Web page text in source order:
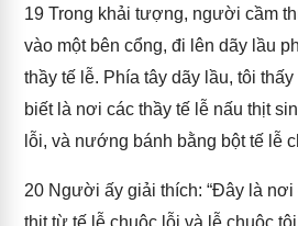
19 Trong khải tượng, người cầm
vào một bên cổng, đi lên dãy lầu
thầy tế lễ. Phía tây dãy lầu, tôi
biết là nơi các thầy tế lễ nấu thịt
lỗi, và nướng bánh bằng bột tế lễ
20 Người ấy giải thích: “Đây là nơi
thịt từ tế lễ chuộc lỗi và lễ chuộc